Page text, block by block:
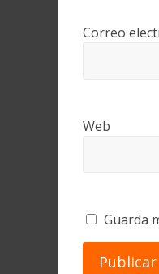
Correo
Web
Guarda